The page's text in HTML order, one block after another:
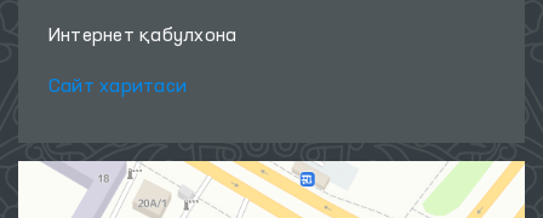
Интернет қабулхона
Сайт харитаси